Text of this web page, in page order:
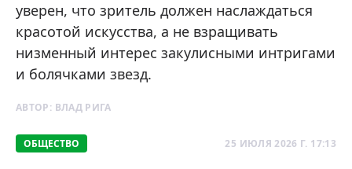
уверен, что зритель должен наслаждаться
красотой искусства, а не взращивать
низменный интерес закулисными интригами
и болячками звезд.
АВТОР: ВЛАД РИГА
ОБЩЕСТВО 25 ИЮЛЯ 2026 Г. 17:13